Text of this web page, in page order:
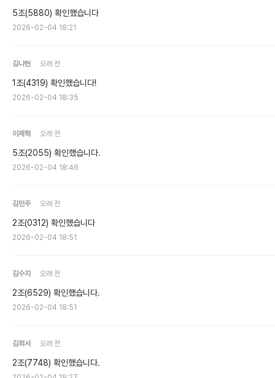
5조(5880) 확인했습니다
2026-02-04 18:21
김나현 오래 전
1조(4319) 확인했습니다!
2026-02-04 18:35
이제혁 오래 전
5조(2055) 확인했습니다.
2026-02-04 18:46
김민주 오래 전
2조(0312) 확인했습니다
2026-02-04 18:51
김수지 오래 전
2조(6529) 확인했습니다.
2026-02-04 18:51
김희서 오래 전
2조(7748) 확인했습니다.